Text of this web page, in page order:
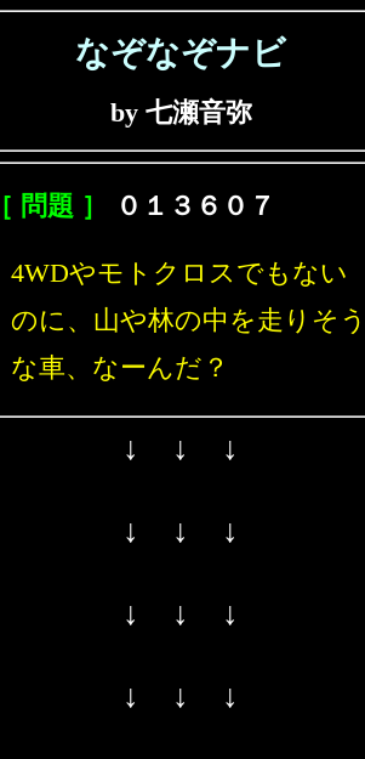
なぞなぞナビ
by 七瀬音弥
［ 問題 ］ ０１３６０７
4WDやモトクロスでもない
のに、山や林の中を走りそう
な車、なーんだ？
↓ ↓ ↓
↓ ↓ ↓
↓ ↓ ↓
↓ ↓ ↓